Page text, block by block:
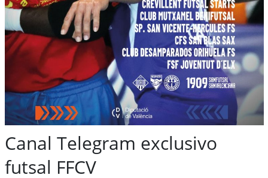
Canal Telegram exclusivo
futsal FFCV